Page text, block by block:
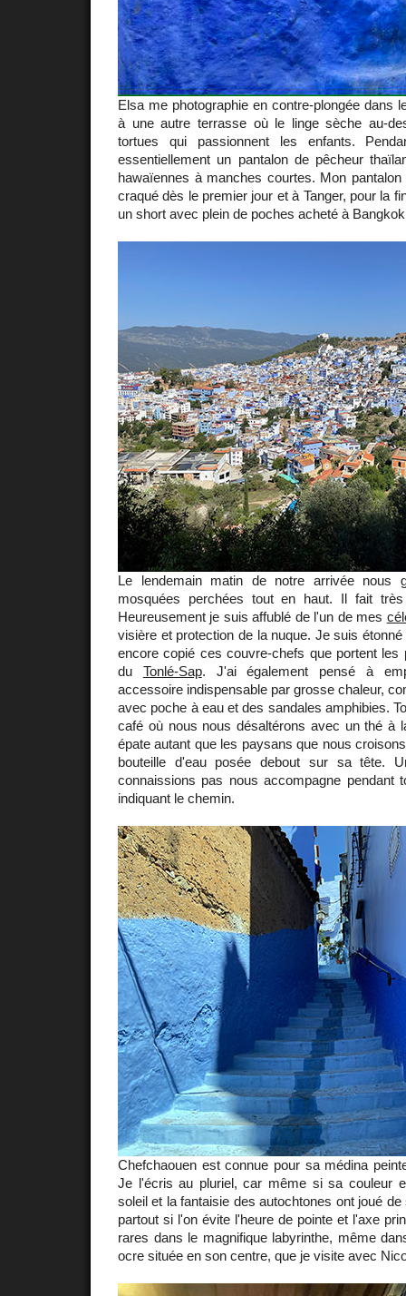
Elsa me photographie en contre-plongée dans
à une autre terrasse où le linge sèche au-
tortues qui passionnent les enfants.
essentiellement un pantalon de pêcheur
hawaïennes à manches courtes. Mon
craqué dès le premier jour et à Tanger, pour la
un short avec plein de poches acheté à
Le lendemain matin de notre arrivée nous
mosquées perchées tout en haut. Il fait
Heureusement je suis affublé de l'un de mes
visière et protection de la nuque. Je suis
encore copié ces couvre-chefs que portent les
du Tonlé-Sap. J'ai également pensé à
accessoire indispensable par grosse chaleur,
avec poche à eau et des sandales amphibies.
café où nous nous désaltérons avec un thé à
épate autant que les paysans que nous
bouteille d'eau posée debout sur sa tête.
connaissions pas nous accompagne pendant
indiquant le chemin.
Chefchaouen est connue pour sa médina
Je l'écris au pluriel, car même si sa couleur
soleil et la fantaisie des autochtones ont joué
partout si l'on évite l'heure de pointe et l'axe
rares dans le magnifique labyrinthe, même
ocre située en son centre, que je visite avec